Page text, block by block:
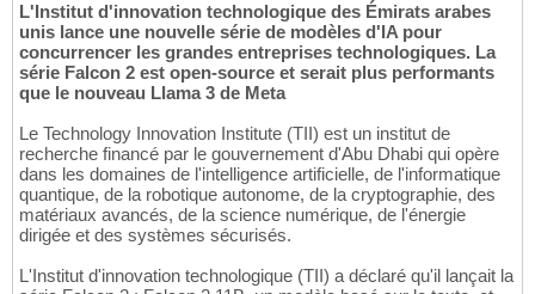
L'Institut d'innovation technologique des Émirats arabes
unis lance une nouvelle série de modèles d'IA pour
concurrencer les grandes entreprises technologiques. La
série Falcon 2 est open-source et serait plus performants
que le nouveau Llama 3 de Meta
Le Technology Innovation Institute (TII) est un institut de
recherche financé par le gouvernement d'Abu Dhabi qui opère
dans les domaines de l'intelligence artificielle, de l'informatique
quantique, de la robotique autonome, de la cryptographie, des
matériaux avancés, de la science numérique, de l'énergie
dirigée et des systèmes sécurisés.
L'Institut d'innovation technologique (TII) a déclaré qu'il lançait la